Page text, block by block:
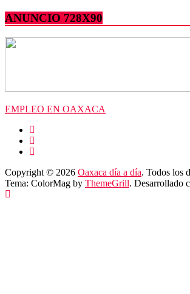
ANUNCIO 728X90
EMPLEO EN OAXACA
Copyright © 2026 Oaxaca día a día. Todos los
Tema: ColorMag by ThemeGrill. Desarrollado